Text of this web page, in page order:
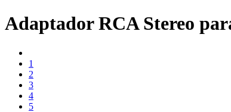
Adaptador RCA Stereo
1
2
3
4
5